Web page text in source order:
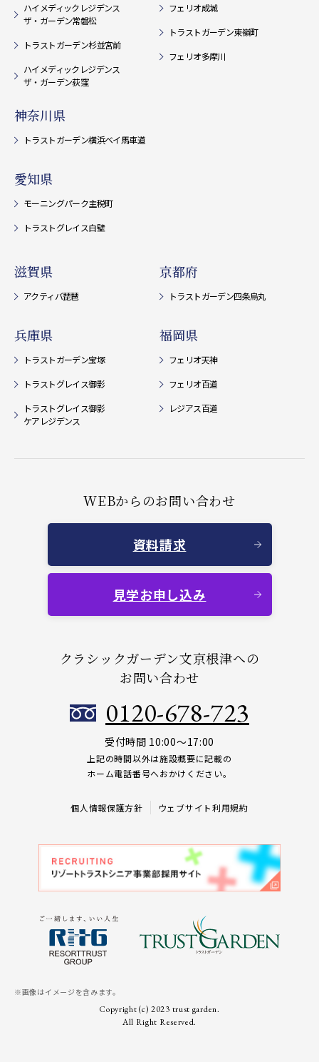
ハイメディックレジデンス
ザ・ガーデン常磐松
トラストガーデン杉並宮前
ハイメディックレジデンス
ザ・ガーデン荻窪
フェリオ成城
トラストガーデン東嶺町
フェリオ多摩川
神奈川県
トラストガーデン横浜ベイ馬車道
愛知県
モーニングパーク主税町
トラストグレイス白壁
滋賀県
アクティバ琵琶
京都府
トラストガーデン四条烏丸
兵庫県
トラストガーデン宝塚
トラストグレイス御影
トラストグレイス御影
ケアレジデンス
福岡県
フェリオ天神
フェリオ百道
レジアス百道
クラシックガーデン文京根津への
お問い合わせ
0120-678-723
受付時間 10:00～17:00
上記の時間以外は施設概要に記載の
ホーム電話番号へおかけください。
WEBからのお問い合わせ
資料請求
見学お申し込み
個人情報保護方針 ウェブサイト利用規約
※画像はイメージを含みます。
Copyright (c) 2023 trust garden.
All Right Reserved.